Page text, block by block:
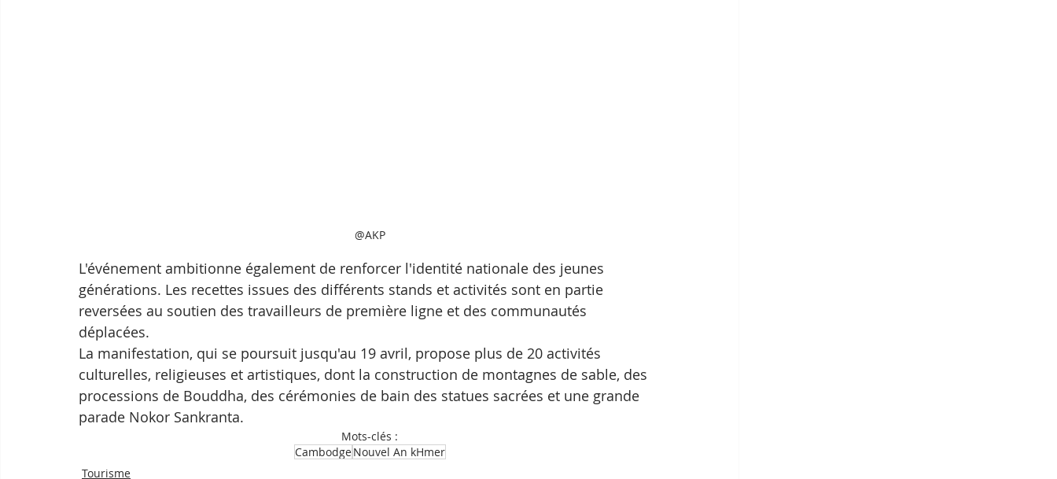
@AKP
L'événement ambitionne également de renforcer l'identité nationale des jeunes
générations. Les recettes issues des différents stands et activités sont en partie
reversées au soutien des travailleurs de première ligne et des communautés
déplacées.
La manifestation, qui se poursuit jusqu'au 19 avril, propose plus de 20 activités
culturelles, religieuses et artistiques, dont la construction de montagnes de sable, des
processions de Bouddha, des cérémonies de bain des statues sacrées et une grande
parade Nokor Sankranta.
Mots-clés :
CambodgeNouvel An kHmer
Tourisme